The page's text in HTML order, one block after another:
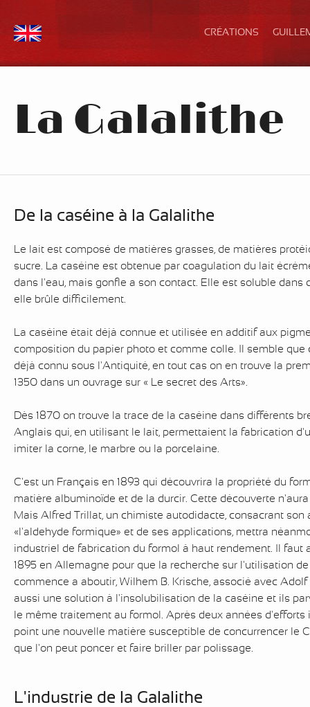
CRÉATIONS
La Galalithe
De la caséine à la Galalithe
Le lait est composé de matières grasses, de matières
sucre. La caséine est obtenue par coagulation du lait
dans l'eau, mais gonfle a son contact. Elle est soluble dans
elle brûle difficilement.
La caséine était déjà connue et utilisée en additif aux
composition du papier photo et comme colle. Il semble que
déjà connu sous l'Antiquité, en tout cas on en trouve la
1350 dans un ouvrage sur « Le secret des Arts».
Dès 1870 on trouve la trace de la caséine dans différents
Anglais qui, en utilisant le lait, permettaient la fabrication
imiter la corne, le marbre ou la porcelaine.
C'est un Français en 1893 qui découvrira la propriété du
matière albuminoïde et de la durcir. Cette découverte
Mais Alfred Trillat, un chimiste autodidacte, consacrant son
«l'aldehyde formique» et de ses applications, mettra
industriel de fabrication du formol à haut rendement. Il faut
1895 en Allemagne pour que la recherche sur l'utilisation
commence a aboutir, Wilhem B. Krische, associé avec
aussi une solution à l'insolubilisation de la caséine et ils
le même traitement au formol. Après deux années d'efforts
point une nouvelle matière susceptible de concurrencer le
que l'on peut poncer et faire briller par polissage.
L'industrie de la Galalithe